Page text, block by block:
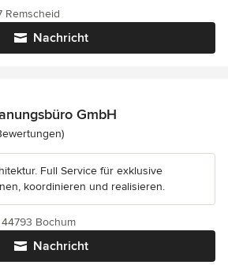
Nachricht
Remscheid
GmbH
5 von 5 Sternen
Full Service für exklusive
koordinieren und realisieren.
Nachricht
Bochum